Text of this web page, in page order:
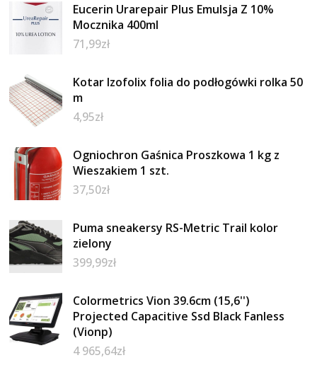
Eucerin Urarepair Plus Emulsja Z 10%
Mocznika 400ml
71,99zł
Kotar Izofolix folia do podłogówki rolka 50
m
4,95zł
Ogniochron Gaśnica Proszkowa 1 kg z
Wieszakiem 1 szt.
37,50zł
Puma sneakersy RS-Metric Trail kolor
zielony
399,99zł
Colormetrics Vion 39.6cm (15,6'')
Projected Capacitive Ssd Black Fanless
(Vionp)
4 965,64zł